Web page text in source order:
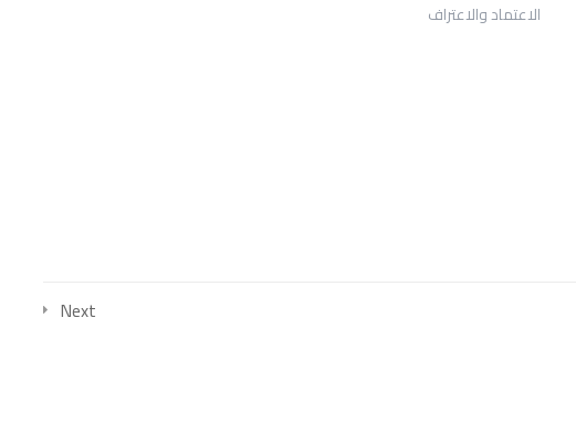
Next
الاعتماد والاعتراف